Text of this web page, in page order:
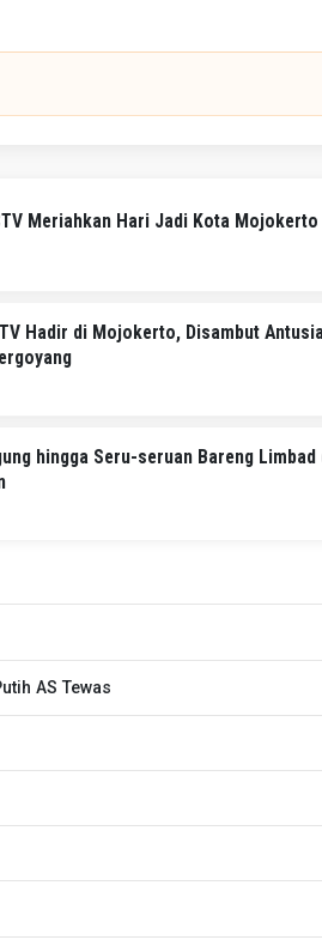
Meriahkan Hari Jadi Kota
Hadir di Mojokerto, Disambut
hingga Seru-seruan Bareng
AS Tewas